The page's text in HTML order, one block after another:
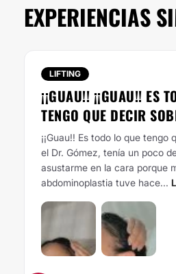
EXPERIENCIAS
LIFTING
¡¡GUAU!! ¡¡GUAU!! ES
TENGO QUE DECIR
¡¡Guau!! Es todo lo que tengo
el Dr. Gómez, tenía un poco
asustarme en la cara porque
abdominoplastia tuve hace...